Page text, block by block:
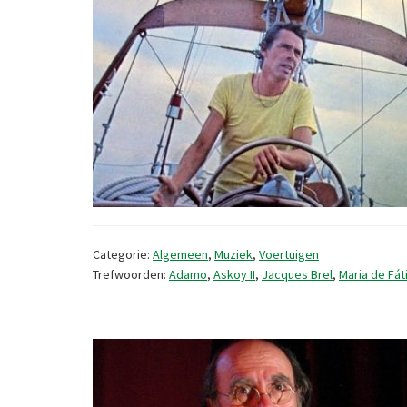
Categorie: Algemeen, Muziek, Voertuigen
Trefwoorden: Adamo, Askoy II, Jacques Brel, Maria de